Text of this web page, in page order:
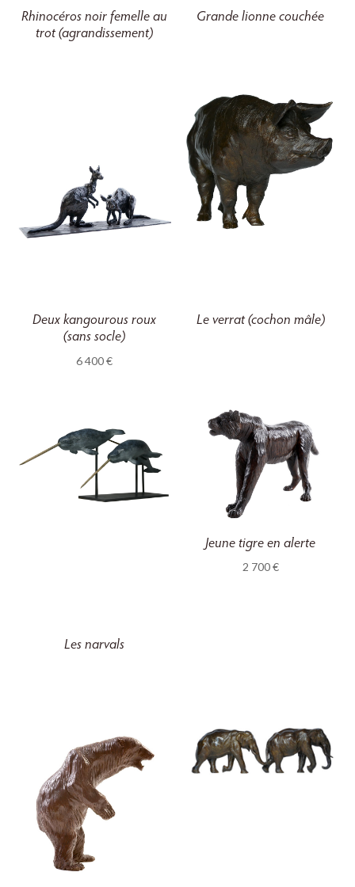
Rhinocéros noir femelle au
trot (agrandissement)
Grande lionne couchée
Deux kangourous roux
(sans socle)
6 400€
Le verrat (cochon mâle)
Les narvals
Jeune tigre en alerte
2 700€